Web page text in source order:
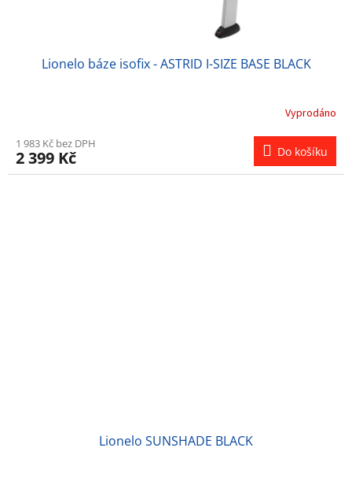
Lionelo báze isofix - ASTRID I-SIZE BASE BLACK
Vyprodáno
1 983 Kč bez DPH
2 399 Kč Do košíku
Lionelo SUNSHADE BLACK